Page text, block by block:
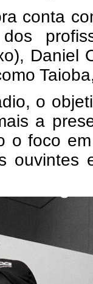
conta
Daniel
o
a
o foco
ouvintes